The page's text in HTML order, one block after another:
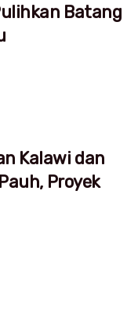
Batang
Kalawi dan
Proyek